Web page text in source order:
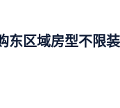
东区域房型不限